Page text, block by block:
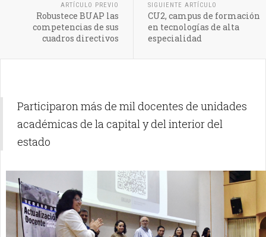
ARTÍCULO PREVIO
Robustece BUAP las
competencias de sus
cuadros directivos
SIGUIENTE ARTÍCULO
CU2, campus de formación
en tecnologías de alta
especialidad
Participaron más de mil docentes de unidades
académicas de la capital y del interior del
estado